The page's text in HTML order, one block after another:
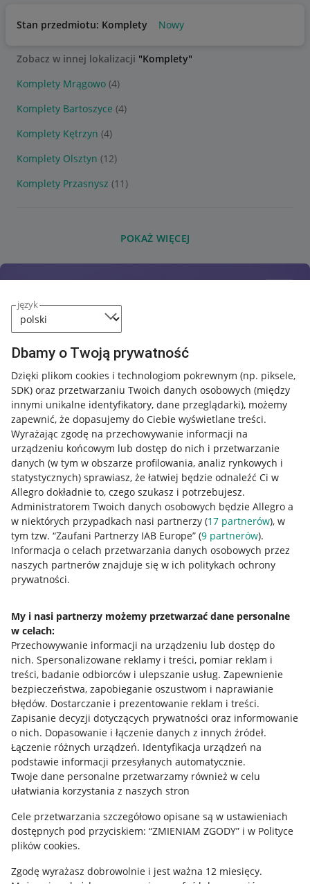
język
Dbamy o Twoją prywatność
Dzięki plikom cookies i technologiom pokrewnym (np. piksele,
SDK) oraz przetwarzaniu Twoich danych osobowych (między
innymi unikalne identyfikatory, dane przeglądarki), możemy
zapewnić, że dopasujemy do Ciebie wyświetlane treści.
Wyrażając zgodę na przechowywanie informacji na
urządzeniu końcowym lub dostęp do nich i przetwarzanie
danych (w tym w obszarze profilowania, analiz rynkowych i
statystycznych) sprawiasz, że łatwiej będzie odnaleźć Ci w
Allegro dokładnie to, czego szukasz i potrzebujesz.
Administratorem Twoich danych osobowych będzie Allegro a
w niektórych przypadkach nasi partnerzy (17 partnerów), w
tym tzw. “Zaufani Partnerzy IAB Europe” (9 partnerów).
Informacja o celach przetwarzania danych osobowych przez
naszych partnerów znajduje się w ich politykach ochrony
prywatności.
My i nasi partnerzy możemy przetwarzać dane personalne
w celach:
Przechowywanie informacji na urządzeniu lub dostęp do
nich. Spersonalizowane reklamy i treści, pomiar reklam i
treści, badanie odbiorców i ulepszanie usług. Zapewnienie
bezpieczeństwa, zapobieganie oszustwom i naprawianie
błędów. Dostarczanie i prezentowanie reklam i treści.
Zapisanie decyzji dotyczących prywatności oraz informowanie
o nich. Dopasowanie i łączenie danych z innych źródeł.
Łączenie różnych urządzeń. Identyfikacja urządzeń na
podstawie informacji przesyłanych automatycznie.
Twoje dane personalne przetwarzamy również w celu
ułatwiania korzystania z naszych stron
Cele przetwarzania szczegółowo opisane są w ustawieniach
dostępnych pod przyciskiem: “ZMIENIAM ZGODY” i w Polityce
plików cookies.
Zgodę wyrażasz dobrowolnie i jest ważna 12 miesięcy.
Stan przedmiotu: Komplety Nowy
Zobacz w innej lokalizacji "Komplety"
Komplety Mrągowo (4)
Komplety Bartoszyce (4)
Komplety Kętrzyn (4)
Komplety Olsztyn (12)
Komplety Przasnysz (11)
POKAŻ WIĘCEJ
Nawigacja
Przydatne informacje
Jak to działa
Allegro Gadane dla sprzedających
Allegro Gadane dla kupujących
Mapa miejscowości
Informacje prawne
Regulamin
Polityka plików "cookies"
Ustawienia plików "cookies"
Udostępnianie lokalizacji
Informacje dla Aktu o Usługach Cyfrowych
Pobierz aplikację